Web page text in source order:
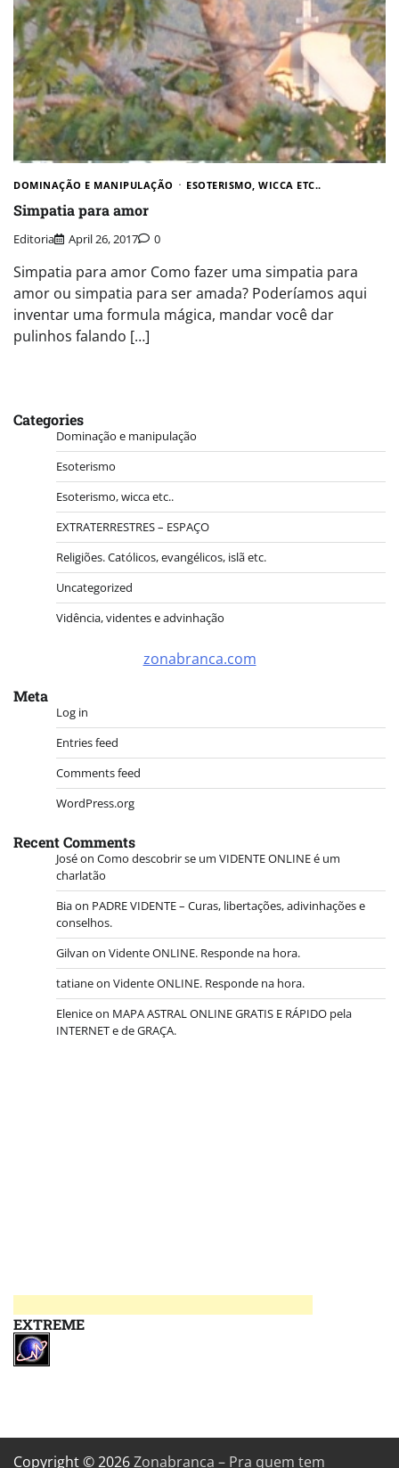
DOMINAÇÃO E MANIPULAÇÃO ESOTERISMO, WICCA ETC..
Simpatia para amor
Editoria April 26, 2017 0
Simpatia para amor Como fazer uma simpatia para
amor ou simpatia para ser amada? Poderíamos aqui
inventar uma formula mágica, mandar você dar
pulinhos falando […]
Categories
Dominação e manipulação
Esoterismo
Esoterismo, wicca etc..
EXTRATERRESTRES – ESPAÇO
Religiões. Católicos, evangélicos, islã etc.
Uncategorized
Vidência, videntes e advinhação
zonabranca.com
Meta
Log in
Entries feed
Comments feed
WordPress.org
Recent Comments
Joséon Como descobrir se um VIDENTE ONLINE é um
charlatão
Biaon PADRE VIDENTE – Curas, libertações, adivinhações e
conselhos.
Gilvan on Vidente ONLINE. Responde na hora.
tatianeon Vidente ONLINE. Responde na hora.
Eleniceon MAPA ASTRAL ONLINE GRATIS E RÁPIDO pela
INTERNET e de GRAÇA.
EXTREME
Copyright © 2026Zonabranca – Pra quem tem